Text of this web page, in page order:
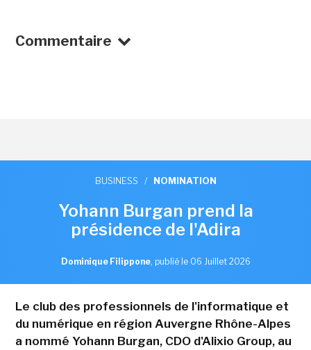
Commentaire
BUSINESS / NOMINATION
Yohann Burgan prend la
présidence de l'Adira
Dominique Filippone, publié le 06 Juillet 2026
Le club des professionnels de l'informatique et
du numérique en région Auvergne Rhône-Alpes
a nommé Yohann Burgan, CDO d'Alixio Group, au